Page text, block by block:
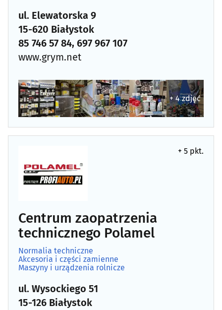
Artykuły zaopatrzenia plastyków
Audiowizualne systemy(7)
Balony, fajerwerki i inne
Biurowe urządzenia i papiernicze artykuły - detal (24)
Broń(2)
Ceramika ozdobna i użytkowa
Cukiernie, ciastkarnie, cukiernicze wyroby
(13)
Dewocjonalia, artykuły komunijne, do chrztu
Dodatki krawieckie(6)
ul. Elewatorska 9
15-620 Białystok
85 746 57 84, 697 967 107
www.grym.net
+ 4 zdjęć
+ 5 pkt.
Centrum zaopatrzenia
technicznego Polamel
Normalia techniczne
Akcesoria i części zamienne
Maszyny i urządzenia rolnicze
ul. Wysockiego 51
15-126 Białystok